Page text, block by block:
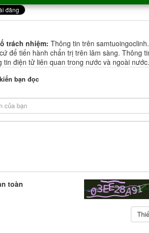
trách nhiệm: Thông tin trên
để tiến hành chẩn trị trên lâm sàng. Thông
tin điện tử liên quan trong nước và ngoài
bạn đọc
toàn